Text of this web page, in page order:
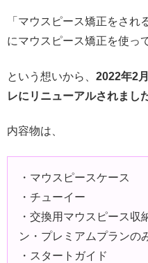
「マウスピース矯正をされ
にマウスピース矯正を使っ
という想いから、 2022年2
レにリニューアルされまし
内容物は、
・マウスピースケース
・チューイー
・交換用マウスピース収
ン・プレミアムプランの
・スタートガイド